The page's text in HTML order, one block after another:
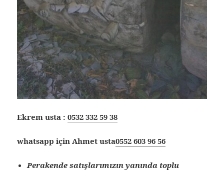
Ekrem usta :0532 332 59 38
whatsapp için Ahmet usta0552 603 96 56
Perakende satışlarımızın yanında toplu